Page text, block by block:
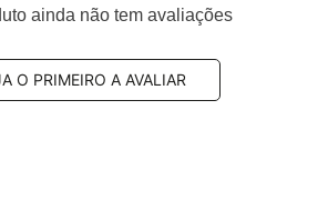
ainda não tem avaliações
O PRIMEIRO A AVALIAR